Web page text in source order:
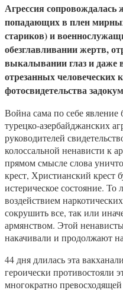
Агрессия
попадающих в плен
стариков) и
обезглавливании жертв,
выкалывании глаз и даже
отрезанных человеческих
фотосвидетельства
Война сама по себе
турецко-азербайджанских
руководителей
колоссальной ненависти к
прямом смысле слова
крест, Христианский крест
истерическое состояние.
воздействием
сокрушить все, так или
армянством. Этой
накачивали и продолжают
44 дня длилась эта
героически противостояли
многократно